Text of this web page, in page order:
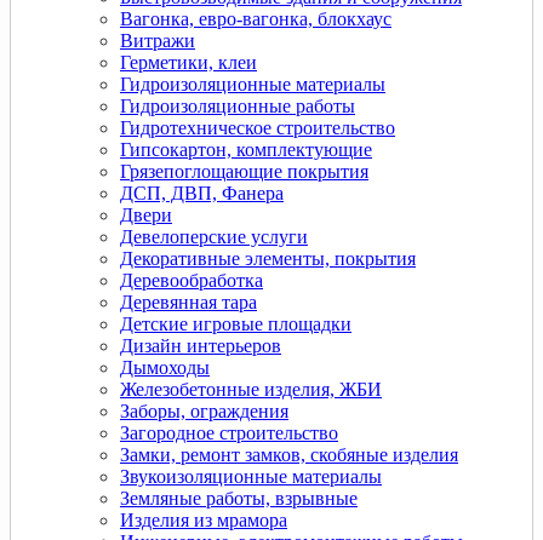
Вагонка, евро-вагонка, блокхаус
Витражи
Герметики, клеи
Гидроизоляционные материалы
Гидроизоляционные работы
Гидротехническое строительство
Гипсокартон, комплектующие
Грязепоглощающие покрытия
ДСП, ДВП, Фанера
Двери
Девелоперские услуги
Декоративные элементы, покрытия
Деревообработка
Деревянная тара
Детские игровые площадки
Дизайн интерьеров
Дымоходы
Железобетонные изделия, ЖБИ
Заборы, ограждения
Загородное строительство
Замки, ремонт замков, скобяные изделия
Звукоизоляционные материалы
Земляные работы, взрывные
Изделия из мрамора